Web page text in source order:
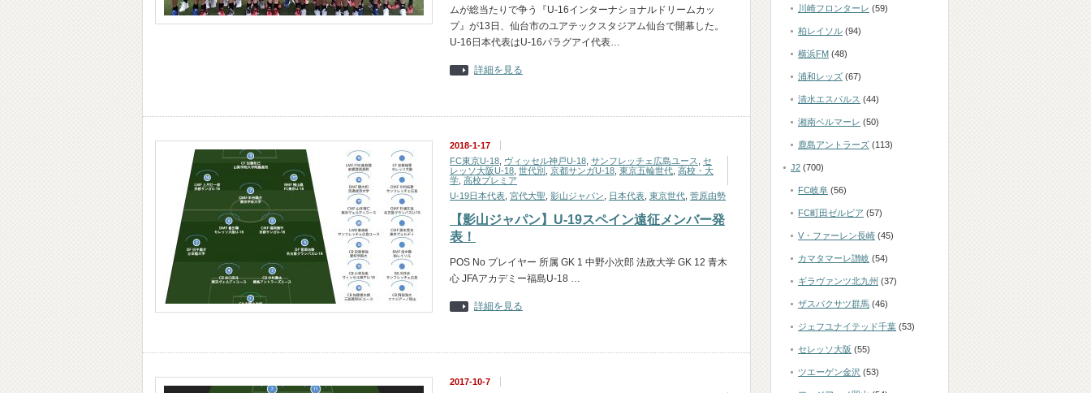
ムが総当たりで争う『U-16インターナショナルドリームカッ
プ』が13日、仙台市のユアテックスタジアム仙台で開幕した。
U-16日本代表はU-16パラグアイ代表…
詳細を見る
2018-1-17
FC東京U-18 ヴィッセル神戸U-18 サンフレッチェ広島ユース
セ
レッソ大阪U-18 世代別 京都サンガU-18 東京五輪世代 高校・大
学 高校プレミア
U-19日本代表 宮代大聖 影山ジャパン 日本代表 東京世代 菅原由勢
【影山ジャパン】U-19スペイン遠征メンバー発
表！
POS No プレイヤー 所属 GK 1 中野小次郎 法政大学 GK 12 青木
心 JFAアカデミー福島U-18 …
詳細を見る
2017-10-7
川崎フロンターレ (59)
柏レイソル (94)
横浜FM (48)
浦和レッズ (67)
清水エスパルス (44)
湘南ベルマーレ (50)
鹿島アントラーズ (113)
J2 (700)
FC岐阜 (56)
FC町田ゼルビア (57)
V・ファーレン長崎 (45)
カマタマーレ讃岐 (54)
ギラヴァンツ北九州 (37)
ザスパクサツ群馬 (46)
ジェフユナイテッド千葉 (53)
セレッソ大阪 (55)
ツエーゲン金沢 (53)